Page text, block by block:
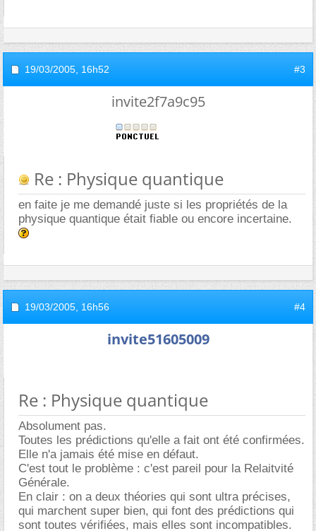
19/03/2005, 16h52 #3
invite2f7a9c95
Re : Physique quantique
en faite je me demandé juste si les propriétés de la
physique quantique était fiable ou encore incertaine.
19/03/2005, 16h56 #4
invite51605009
Re : Physique quantique
Absolument pas.
Toutes les prédictions qu'elle a fait ont été confirmées.
Elle n'a jamais été mise en défaut.
C'est tout le problème : c'est pareil pour la Relaitvité
Générale.
En clair : on a deux théories qui sont ultra précises,
qui marchent super bien, qui font des prédictions qui
sont toutes vérifiées, mais elles sont incompatibles.